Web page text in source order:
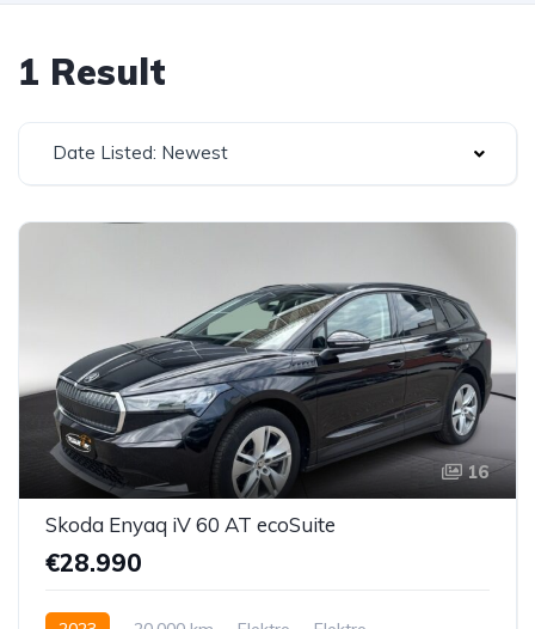
1 Result
Date Listed: Newest
16
Skoda Enyaq iV 60 AT ecoSuite
€28.990